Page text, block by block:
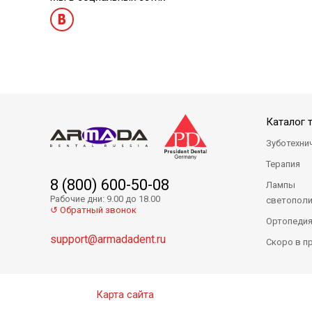
Dynamic Plus Refill В2 - микрогибридный композит
Dynamic Plus
8 (800) 600-50-08
Рабочие дни: 9.00 до 18.00
↺ Обратный звонок
support@armadadent.ru
Каталог
Терапия
Лампы
Ортопедия
Скоро в
Карта сайта